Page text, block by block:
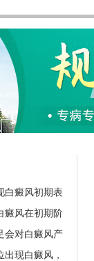
白癜风初期表
癜风在初期阶
会对白癜风产
现白癜风，